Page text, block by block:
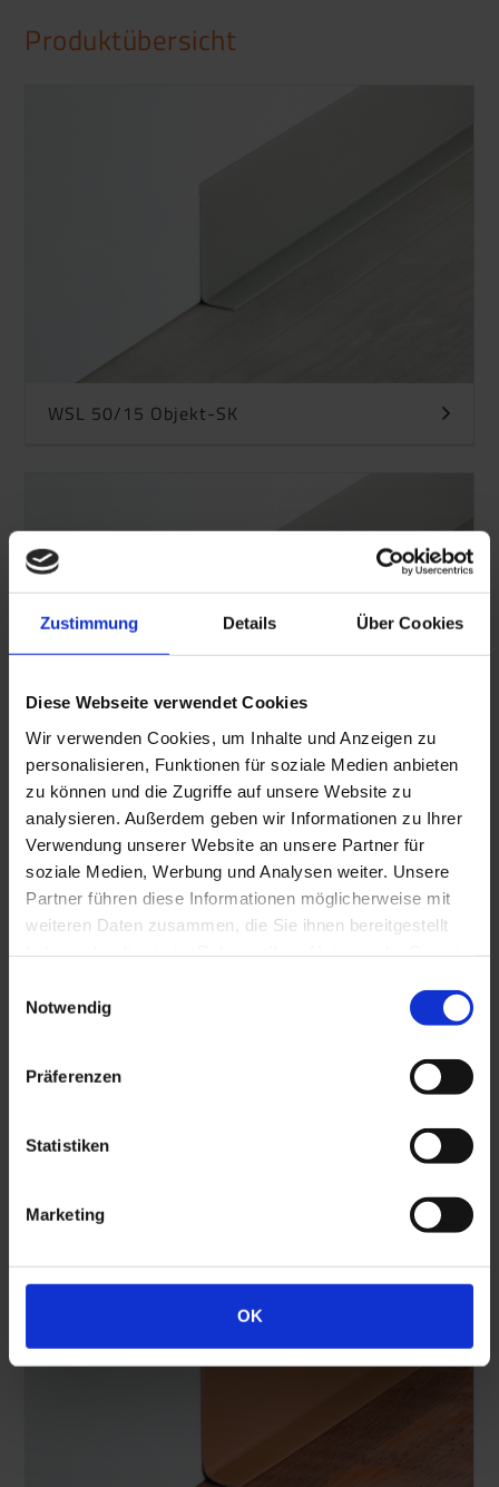
Zustimmung Details Über Cookies
Diese Webseite verwendet Cookies
Wir verwenden Cookies, um Inhalte und Anzeigen zu
personalisieren, Funktionen für soziale Medien anbieten
zu können und die Zugriffe auf unsere Website zu
analysieren. Außerdem geben wir Informationen zu Ihrer
Verwendung unserer Website an unsere Partner für
soziale Medien, Werbung und Analysen weiter. Unsere
Partner führen diese Informationen möglicherweise mit
weiteren Daten zusammen, die Sie ihnen bereitgestellt
Cookies, wenn Sie unsere Webseite weiterhin nutzen.
Notwendig
Präferenzen
Statistiken
Marketing
OK
Produktübersicht
WSL 50/15 Objekt-SK
WSL 50/15